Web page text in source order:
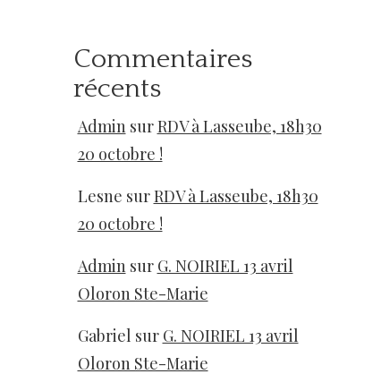
Commentaires
récents
AdminsurRDV à Lasseube, 18h30
20 octobre !
Lesne surRDV à Lasseube, 18h30
20 octobre !
Adminsur G. NOIRIEL 13 avril
Oloron Ste-Marie
Gabriel sur G. NOIRIEL 13 avril
Oloron Ste-Marie